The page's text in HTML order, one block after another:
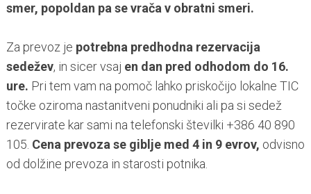
smer, popoldan pa se vrača v obratni smeri.
Za prevoz je potrebna predhodna rezervacija
sedežev, in sicer vsaj en dan pred odhodom do 16.
ure. Pri tem vam na pomoč lahko priskočijo lokalne TIC
točke oziroma nastanitveni ponudniki ali pa si sedež
rezervirate kar sami na telefonski številki +386 40 890
105. Cena prevoza se giblje med 4 in 9 evrov, odvisno
od dolžine prevoza in starosti potnika.